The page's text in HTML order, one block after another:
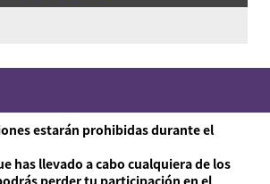
estarán prohibidas durante el
has llevado a cabo cualquiera de los